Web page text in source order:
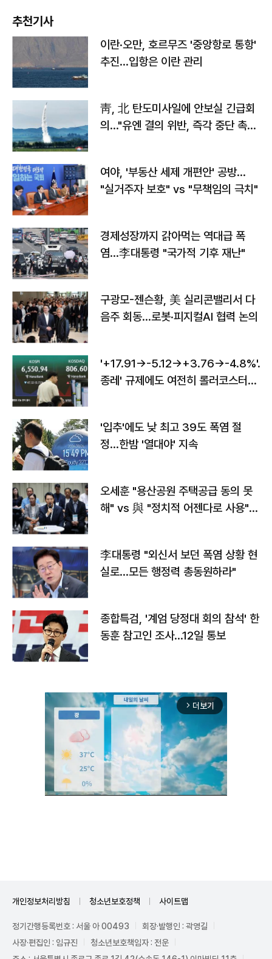
추천기사
이란·오만, 호르무즈 '중앙항로 통항'
추진…입항은 이란 관리
靑, 北 탄도미사일에 안보실 긴급회
의…"유엔 결의 위반, 즉각 중단 촉
여야, '부동산 세제 개편안' 공방…
"실거주자 보호" vs "무책임의 극치"
경제성장까지 갉아먹는 역대급 폭
염…李대통령 "국가적 기후 재난"
구광모-젠슨황, 美 실리콘밸리서 다
음주 회동…로봇·피지컬AI 협력 논의
'+17.91→-5.12→+3.76→-4.8%'…'
종레' 규제에도 여전히 롤러코스터
'입추'에도 낮 최고 39도 폭염 절
정…한밤 '열대야' 지속
오세훈 "용산공원 주택공급 동의 못
해" vs 與 "정치적 어젠다로 사용"
李대통령 "외신서 보던 폭염 상황 현
실로…모든 행정력 총동원하라"
종합특검, '계엄 당정대 회의 참석' 한
동훈 참고인 조사...12일 통보
arrow_forward_ios 더보기
개인정보처리방침 청소년보호정책 사이트맵
정기간행등록번호 : 서울 아 00493
회장·발행인 : 곽영길
사장·편집인 : 임규진
청소년보호책임자 : 전운